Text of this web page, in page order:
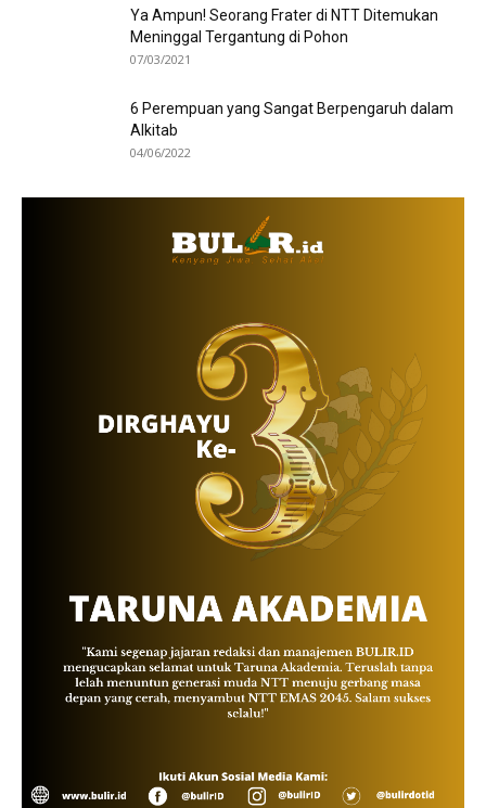
Ya Ampun! Seorang Frater di NTT Ditemukan
Meninggal Tergantung di Pohon
07/03/2021
6 Perempuan yang Sangat Berpengaruh dalam
Alkitab
04/06/2022